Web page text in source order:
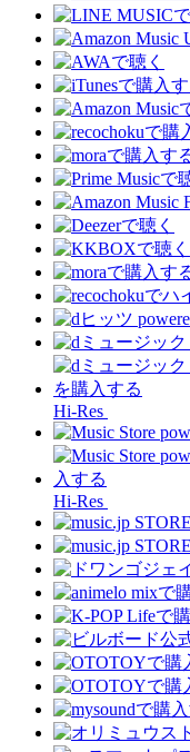
Hi-Res
Hi-Res